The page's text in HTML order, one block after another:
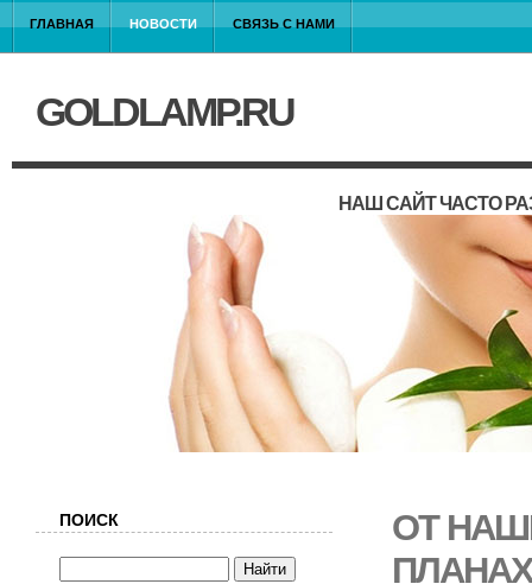
ГЛАВНАЯ НОВОСТИ СВЯЗЬ С НАМИ
GOLDLAMP.RU
НАШ САЙТ ЧАСТО
ОТ
ПОИСК